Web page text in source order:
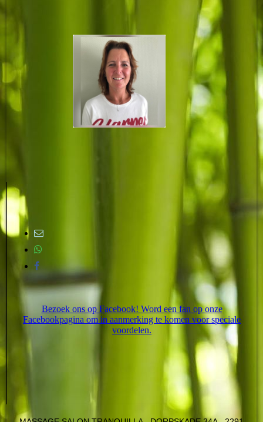
Bezoek ons op Facebook! Word een fan op onze
Facebookpagina om in aanmerking te komen voor speciale
voordelen.